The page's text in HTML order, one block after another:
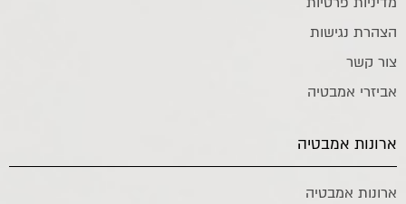
הצהרת נגישות
צור קשר
אביזרי אמבטיה
ארונות אמבטיה
ארונות אמבטיה